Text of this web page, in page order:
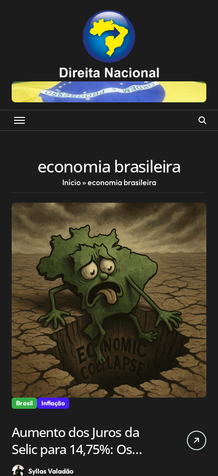
economia brasileira
Início» economia brasileira
Brasil Inflação
Aumento dos Juros da
Selic para 14,75%: Os
pobres pagam a conta.
Syllas Valadão